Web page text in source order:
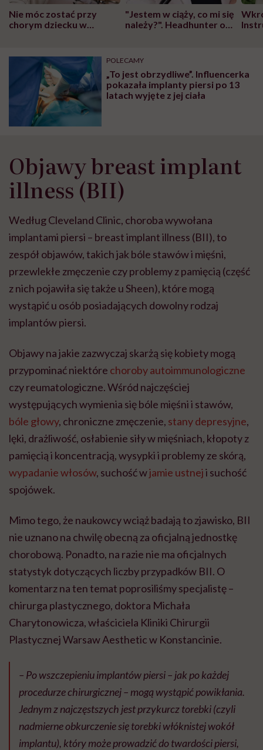
Nie móc zostać przy
chorym dziecku w
może chyba tylko
głupota i brak
wyobraźni"
"Jestem w ciąży, co mi się
należy?". Headhunter o
pracy
POLECAMY
„To jest obrzydliwe”. Influencerka
pokazała implanty piersi po 13
latach wyjęte z jej ciała
Objawy breast implant
illness (BII)
Według Cleveland Clinic, choroba wywołana
implantami piersi – breast implant illness (BII), to
zespół objawów, takich jak bóle stawów i mięśni,
przewlekłe zmęczenie czy problemy z pamięcią (część
z nich pojawiła się także u Sheen), które mogą
wystąpić u osób posiadających dowolny rodzaj
implantów piersi.
Objawy na jakie zazwyczaj skarżą się kobiety mogą
przypominać niektóre choroby autoimmunologiczne
czy reumatologiczne. Wśród najczęściej
występujących wymienia się bóle mięśni i stawów,
bóle głowy, chroniczne zmęczenie, stany depresyjne,
lęki, drażliwość, osłabienie siły w mięśniach, kłopoty z
pamięcią i koncentracją, wysypki i problemy ze skórą,
wypadanie włosów, suchość wjamie ustneji suchość
spojówek.
Mimo tego, że naukowcy wciąż badają to zjawisko, BII
nie uznano na chwilę obecną za oficjalną jednostkę
chorobową. Ponadto, na razie nie ma oficjalnych
statystyk dotyczących liczby przypadków BII. O
komentarz na ten temat poprosiliśmy specjalistę –
chirurga plastycznego, doktora Michała
Charytonowicza, właściciela Kliniki Chirurgii
Plastycznej Warsaw Aesthetic w Konstancinie.
– Po wszczepieniu implantów piersi – jak po każdej
procedurze chirurgicznej – mogą wystąpić powikłania.
Jednym z najczęstszych jest przykurcz torebki (czyli
nadmierne obkurczenie się torebki włóknistej wokół
implantu), który może prowadzić do twardości piersi,